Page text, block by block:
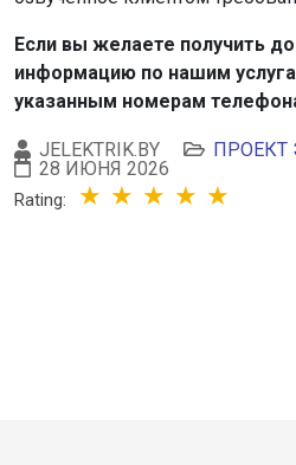
Если вы желаете получить
информацию по нашим
указанным номерам
JELEKTRIK.BY
ПРОЕКТ
28 ИЮНЯ 2026
Rating: